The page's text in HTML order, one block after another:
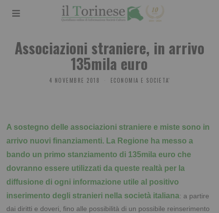
Associazioni straniere, in arrivo
135mila euro
4 NOVEMBRE 2018 ECONOMIA E SOCIETA'
A sostegno delle associazioni straniere e miste sono in
arrivo nuovi finanziamenti. La Regione ha messo a
bando un primo stanziamento di 135mila euro che
dovranno essere utilizzati da queste realtà per la
diffusione di ogni informazione utile al positivo
inserimento degli stranieri nella società italiana: a partire
dai diritti e doveri, fino alle possibilità di un possibile reinserimento